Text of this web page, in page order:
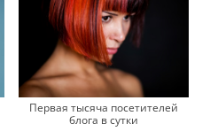
Первая тысяча посетителей
блога в сутки